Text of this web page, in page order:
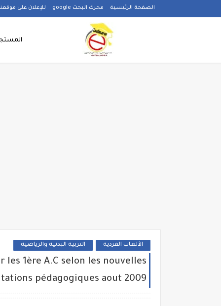
الصفحة الرئيسية محرك البحث google للإعلان على
الألعاب الفردية التربية البدنية والرياضية
1ère A.C selon les nouvelles
pédagogiques aout 2009